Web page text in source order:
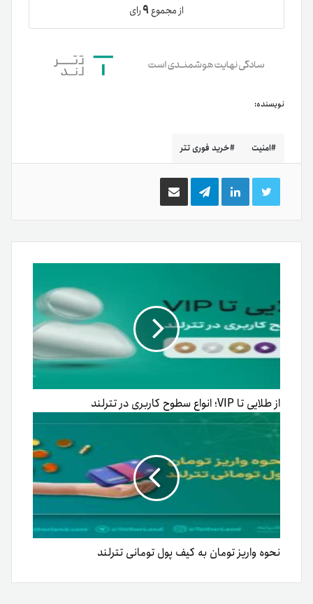
از مجموع۹رای
نویسنده:
امنیت خرید فوری تتر
توییتر لینکدینتلگرام اشتراک
گذاری
ایمیل
از طلایی تا VIP؛ انواع سطوح کاربری در تترلند
نحوه واریز تومان به کیف پول تومانی تترلند